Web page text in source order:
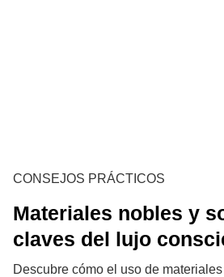
CONSEJOS PRÁCTICOS
Materiales nobles y
claves del lujo
Descubre cómo el uso de